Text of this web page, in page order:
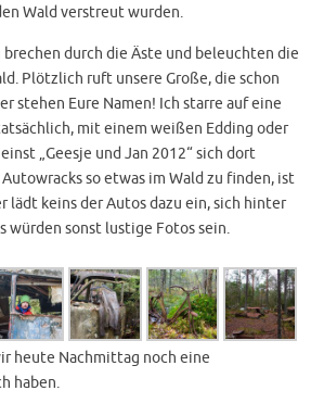
Wald verstreut wurden.
brechen durch die Äste und beleuchten die
Plötzlich ruft unsere Große, die schon
stehen Eure Namen! Ich starre auf eine
mit einem weißen Edding oder
„Geesje und Jan 2012“ sich dort
so etwas im Wald zu finden, ist
lädt keins der Autos dazu ein, sich hinter
würden sonst lustige Fotos sein.
heute Nachmittag noch eine
haben.